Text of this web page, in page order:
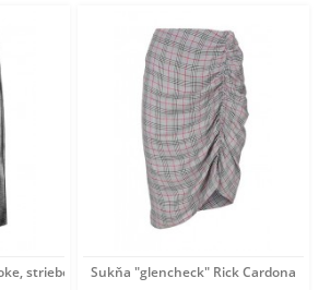
striebornáSukňa "glencheck" Rick Cardona